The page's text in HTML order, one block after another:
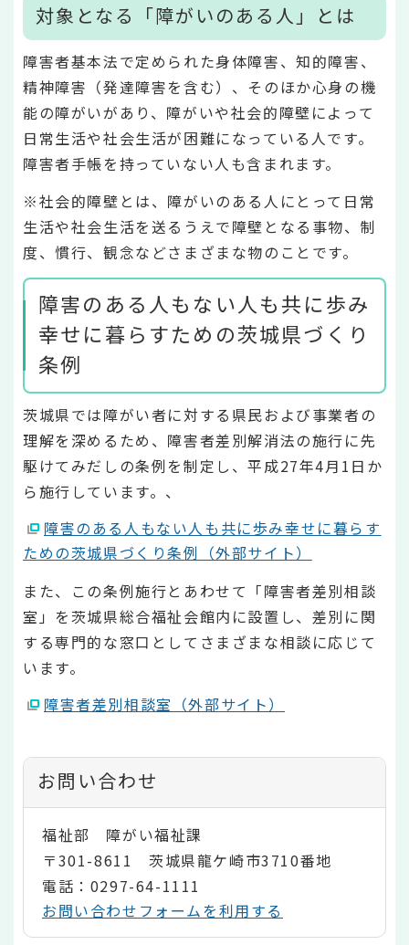
対象となる「障がいのある人」とは
障害者基本法で定められた身体障害、知的障害、
精神障害（発達障害を含む）、そのほか心身の機
能の障がいがあり、障がいや社会的障壁によって
日常生活や社会生活が困難になっている人です。
障害者手帳を持っていない人も含まれます。
※社会的障壁とは、障がいのある人にとって日常
生活や社会生活を送るうえで障壁となる事物、制
度、慣行、観念などさまざまな物のことです。
障害のある人もない人も共に歩み
幸せに暮らすための茨城県づくり
条例
茨城県では障がい者に対する県民および事業者の
理解を深めるため、障害者差別解消法の施行に先
駆けてみだしの条例を制定し、平成27年4月1日か
ら施行しています。、
障害のある人もない人も共に歩み幸せに暮らす
ための茨城県づくり条例（外部サイト）
また、この条例施行とあわせて「障害者差別相談
室」を茨城県総合福祉会館内に設置し、差別に関
する専門的な窓口としてさまざまな相談に応じて
います。
障害者差別相談室（外部サイト）
お問い合わせ
福祉部 障がい福祉課
〒301-8611 茨城県龍ケ崎市3710番地
電話：0297-64-1111
お問い合わせフォームを利用する